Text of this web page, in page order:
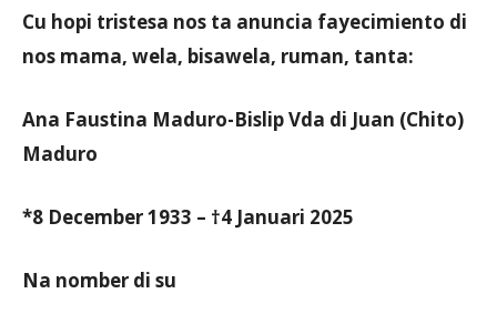
Cu hopi tristesa nos ta anuncia fayecimiento di
nos mama, wela, bisawela, ruman, tanta:
Ana Faustina Maduro-Bislip Vda di Juan (Chito)
Maduro
*8 December 1933 – †4 Januari 2025
Na nomber di su